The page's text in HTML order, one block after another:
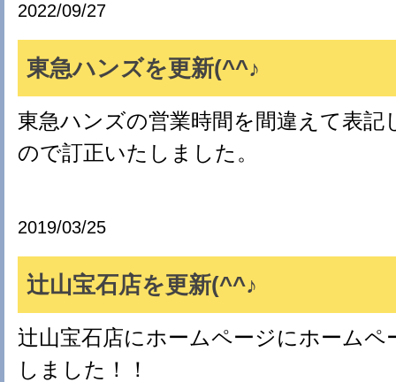
2022/09/27
東急ハンズを更新(^^♪
東急ハンズの営業時間を間違えて表記
ので訂正いたしました。
2019/03/25
辻山宝石店を更新(^^♪
辻山宝石店にホームページにホームペ
しました！！